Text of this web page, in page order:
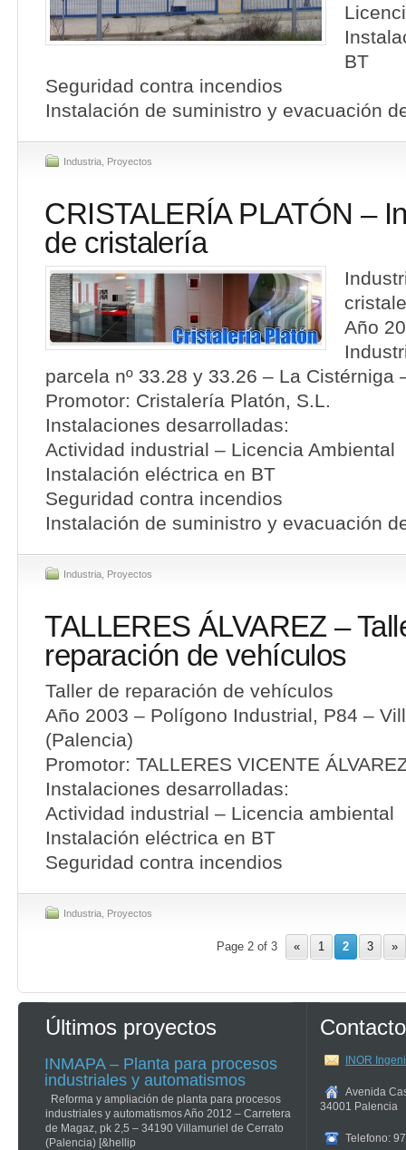
BT
Seguridad contra incendios
Instalación de suministro y evacuación
Industria Proyectos
CRISTALERÍA PLATÓN –
de cristalería
Año
parcela nº 33.28 y 33.26 – La Cistérniga
Promotor: Cristalería Platón, S.L.
Instalaciones desarrolladas:
Actividad industrial – Licencia Ambiental
Instalación eléctrica en BT
Seguridad contra incendios
Instalación de suministro y evacuación
Industria Proyectos
TALLERES ÁLVAREZ –
reparación de vehículos
Taller de reparación de vehículos
Año 2003 – Polígono Industrial, P84 –
(Palencia)
Promotor: TALLERES VICENTE
Instalaciones desarrolladas:
Actividad industrial – Licencia ambiental
Instalación eléctrica en BT
Seguridad contra incendios
Industria Proyectos
Page 2 of 3 « 1 2 3 »
Últimos proyectos
INMAPA – Planta para procesos
industriales y automatismos
Reforma y ampliación de planta para procesos
industriales y automatismos Año 2012 – Carretera
de Magaz, pk 2,5 – 34190 Villamuriel de Cerrato
(Palencia) [&hellip
Contacto
INOR
Avenida
34001 Palencia
Telefono: